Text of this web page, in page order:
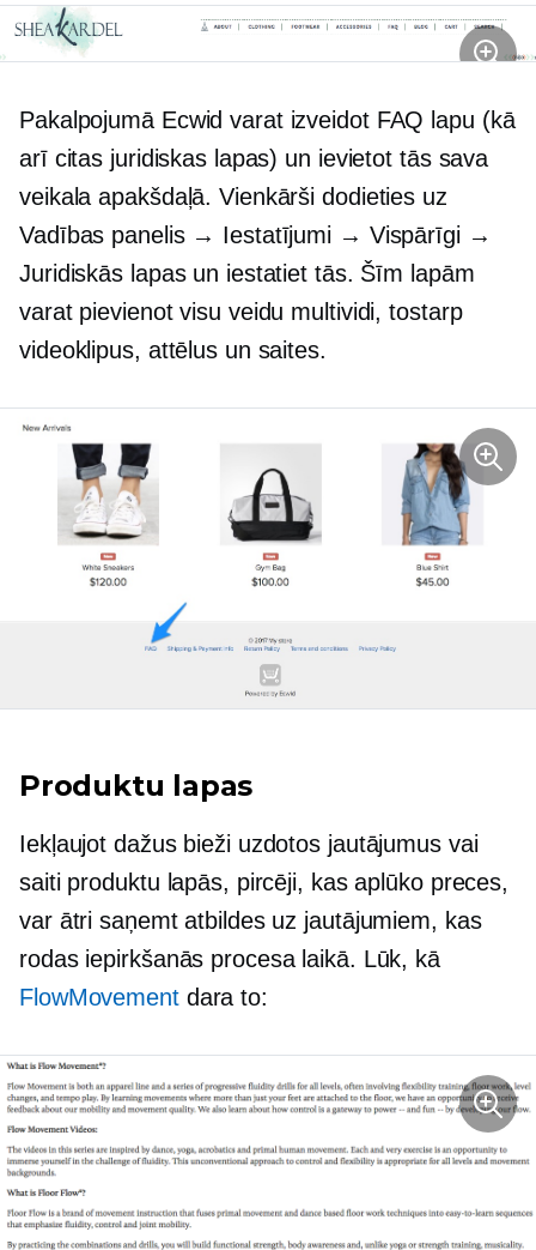
Pakalpojumā Ecwid varat izveidot FAQ lapu (kā
arī citas juridiskas lapas) un ievietot tās sava
veikala apakšdaļā. Vienkārši dodieties uz
Vadības panelis → Iestatījumi → Vispārīgi →
Juridiskās lapas un iestatiet tās. Šīm lapām
varat pievienot visu veidu multividi, tostarp
videoklipus, attēlus un saites.
Produktu lapas
Iekļaujot dažus bieži uzdotos jautājumus vai
saiti produktu lapās, pircēji, kas aplūko preces,
var ātri saņemt atbildes uz jautājumiem, kas
rodas iepirkšanās procesa laikā. Lūk, kā
FlowMovementdara to: